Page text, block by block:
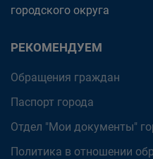
городского округа
РЕКОМЕНДУЕМ
Обращения граждан
Паспорт города
Отдел "Мои документы"
Политика в отношении